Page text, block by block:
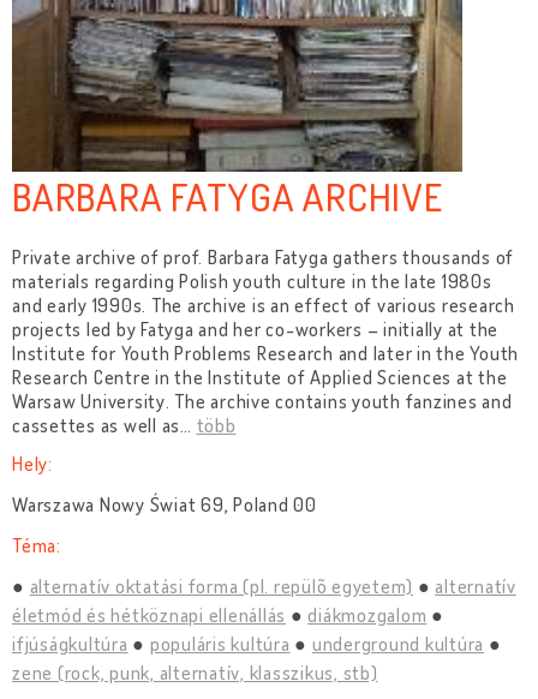
BARBARA FATYGA ARCHIVE
Private archive of prof. Barbara Fatyga gathers thousands of
materials regarding Polish youth culture in the late 1980s
and early 1990s. The archive is an effect of various research
projects led by Fatyga and her co-workers – initially at the
Institute for Youth Problems Research and later in the Youth
Research Centre in the Institute of Applied Sciences at the
Warsaw University. The archive contains youth fanzines and
cassettes as well as… több
Hely:
Warszawa Nowy Świat 69, Poland 00
Téma:
alternatív oktatási forma (pl. repülõ egyetem)
alternatív
életmód és hétköznapi ellenállás
diákmozgalom
ifjúságkultúra
populáris kultúra
underground kultúra
zene (rock, punk, alternatív, klasszikus, stb)